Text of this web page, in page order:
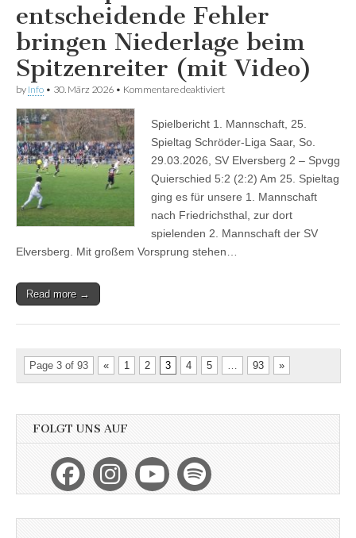
entscheidende Fehler
bringen Niederlage beim
Spitzenreiter (mit Video)
by Info • 30. März 2026 • Kommentare deaktiviertfür
aber
entscheidende
bringen
Niederlage
Spitzenreiter
(mit
Video)
Spielbericht 1. Mannschaft, 25.
Spieltag Schröder-Liga Saar, So.
29.03.2026, SV Elversberg 2 – Spvgg
Quierschied 5:2 (2:2) Am 25. Spieltag
ging es für unsere 1. Mannschaft
nach Friedrichsthal, zur dort
spielenden 2. Mannschaft der SV
Elversberg. Mit großem Vorsprung stehen…
Read more →
Page 3 of 93 « 1 2 3 4 5 … 93 »
FOLGT UNS AUF